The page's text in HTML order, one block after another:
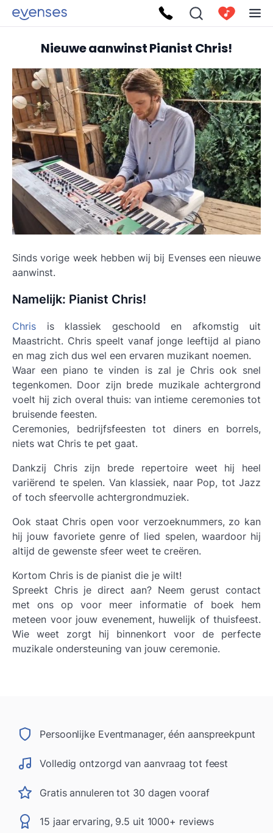
Nieuwe aanwinst Pianist Chris!
Sinds vorige week hebben wij bij Evenses een nieuwe
aanwinst.
Namelijk: Pianist Chris!
Chris is klassiek geschoold en afkomstig uit
Maastricht. Chris speelt vanaf jonge leeftijd al piano
en mag zich dus wel een ervaren muzikant noemen.
Waar een piano te vinden is zal je Chris ook snel
tegenkomen. Door zijn brede muzikale achtergrond
voelt hij zich overal thuis: van intieme ceremonies tot
bruisende feesten.
Ceremonies, bedrijfsfeesten tot diners en borrels,
niets wat Chris te pet gaat.
Dankzij Chris zijn brede repertoire weet hij heel
variërend te spelen. Van klassiek, naar Pop, tot Jazz
of toch sfeervolle achtergrondmuziek.
Ook staat Chris open voor verzoeknummers, zo kan
hij jouw favoriete genre of lied spelen, waardoor hij
altijd de gewenste sfeer weet te creëren.
Kortom Chris is de pianist die je wilt!
Spreekt Chris je direct aan? Neem gerust contact
met ons op voor meer informatie of boek hem
meteen voor jouw evenement, huwelijk of thuisfeest.
Wie weet zorgt hij binnenkort voor de perfecte
muzikale ondersteuning van jouw ceremonie.
Persoonlijke Eventmanager, één aanspreekpunt
Volledig ontzorgd van aanvraag tot feest
Gratis annuleren tot 30 dagen vooraf
15 jaar ervaring, 9.5 uit 1000+ reviews